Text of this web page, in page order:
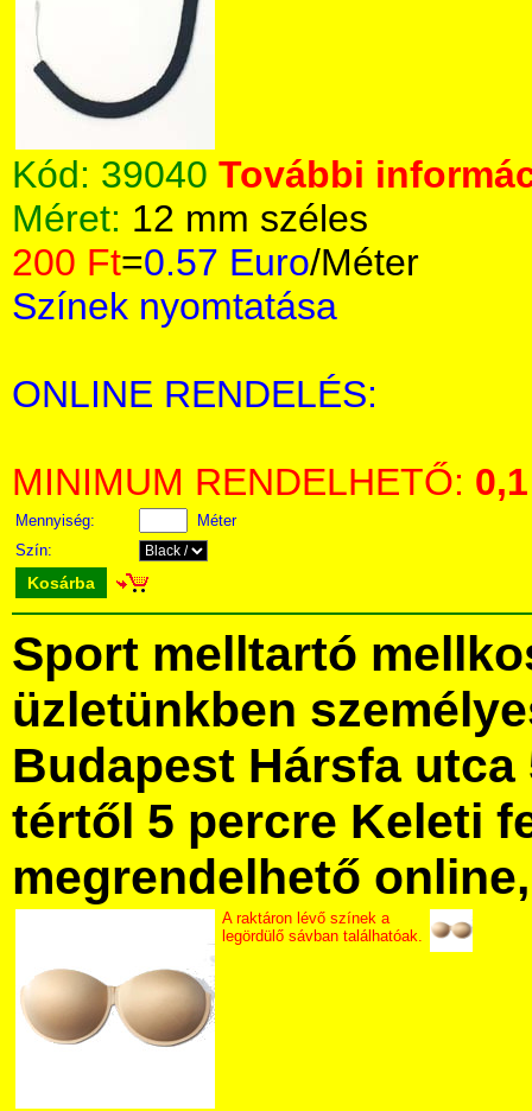
Kód: 39040 További
Méret: 12 mm széles
200 Ft=0.57 Euro/Méter
Színek nyomtatása
ONLINE RENDELÉS:
MINIMUM RENDELHETŐ: 0,1
Mennyiség:
Méter
Szín:
Kosárba
Sport melltartó
üzletünkben
Budapest Hársfa utca
tértől 5 percre Keleti
megrendelhető
A raktáron lévő színek a
legördülő sávban találhatóak.